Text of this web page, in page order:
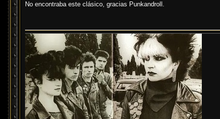
No encontraba este clásico, gracias Punkandroll.